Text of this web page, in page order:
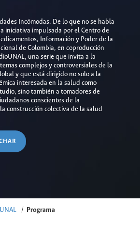
Incómodas. De lo que no se habla
iniciativa impulsada por el Centro de
Información y Poder de la
de Colombia, en coproducción
una serie que invita a la
complejos y controversiales de la
y que está dirigido no solo a la
interesada en la salud como
sino también a tomadores de
conscientes de la
construcción colectiva de la salud
/ Programa